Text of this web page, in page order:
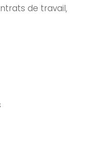
de travail,